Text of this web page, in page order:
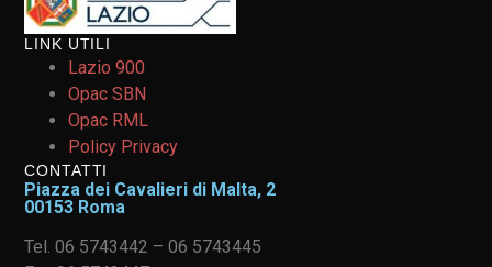
LINK UTILI
Lazio 900
Opac SBN
Opac RML
Policy Privacy
CONTATTI
Piazza dei Cavalieri di Malta, 2
00153 Roma
Tel. 06 5743442 – 06 5743445